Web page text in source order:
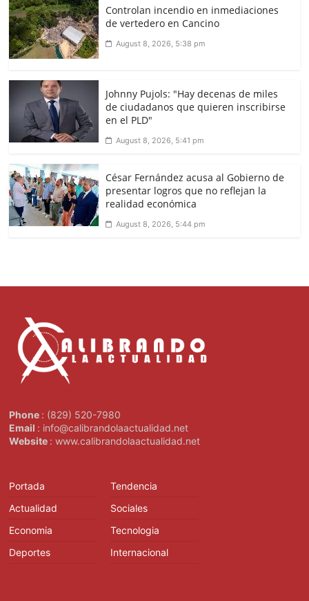
Controlan incendio en inmediaciones
de vertedero en Cancino
August 8, 2026, 5:38 pm
Johnny Pujols: "Hay decenas de miles
de ciudadanos que quieren inscribirse
en el PLD"
August 8, 2026, 5:41 pm
César Fernández acusa al Gobierno de
presentar logros que no reflejan la
realidad económica
August 8, 2026, 5:44 pm
Phone : (829) 520-7980
Email : info@calibrandolaactualidad.net
Website : www.calibrandolaactualidad.net
Portada
Actualidad
Economia
Deportes
Tendencia
Sociales
Tecnologia
Internacional